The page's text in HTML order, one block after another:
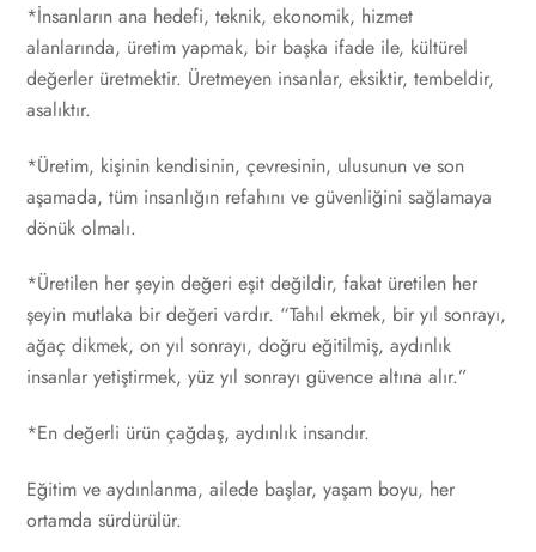
*İnsanların ana hedefi, teknik, ekonomik, hizmet
alanlarında, üretim yapmak, bir başka ifade ile, kültürel
değerler üretmektir. Üretmeyen insanlar, eksiktir, tembeldir,
asalıktır.
*Üretim, kişinin kendisinin, çevresinin, ulusunun ve son
aşamada, tüm insanlığın refahını ve güvenliğini sağlamaya
dönük olmalı.
*Üretilen her şeyin değeri eşit değildir, fakat üretilen her
şeyin mutlaka bir değeri vardır. “Tahıl ekmek, bir yıl sonrayı,
ağaç dikmek, on yıl sonrayı, doğru eğitilmiş, aydınlık
insanlar yetiştirmek, yüz yıl sonrayı güvence altına alır.”
*En değerli ürün çağdaş, aydınlık insandır.
Eğitim ve aydınlanma, ailede başlar, yaşam boyu, her
ortamda sürdürülür.